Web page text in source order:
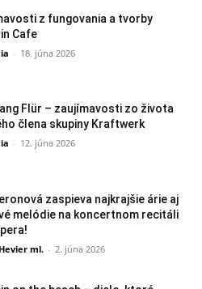
z fungovania a tvorby
Cafe
- 18. júna 2026
Flür – zaujímavosti zo života
člena skupiny Kraftwerk
- 12. júna 2026
zaspieva najkrajšie árie aj
melódie na koncertnom recitáli
ml. - 2. júna 2026